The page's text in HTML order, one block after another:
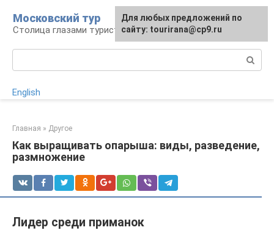
контенту
Московский тур
Столица глазами туриста
English
Главная » Другое
Как выращивать опарыша: виды, разведение,
размножение
Лидер среди приманок
Для любых предложений по
сайту: tourirana@cp9.ru